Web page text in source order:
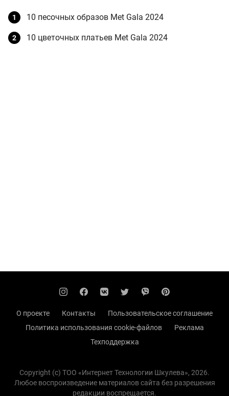
10 песочных образов Met Gala 2024
10 цветочных платьев Met Gala 2024
О проекте Контакты
Пользовательское соглашение
Политика использования cookie-файлов
Реклама
Техподдержка
Copyright (с) TOO «Интернет Технологии Шкулева», 2026.
Любое воспроизведение материалов сайта без разрешения
редакции воспрещается.